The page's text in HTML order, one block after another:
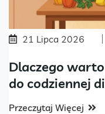
21 Lipca 2026
Dlaczego
do codziennej
Przeczytaj Więcej